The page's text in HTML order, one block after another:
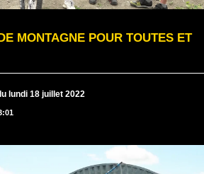
MONTAGNE POUR TOUTES ET
lundi 18 juillet 2022